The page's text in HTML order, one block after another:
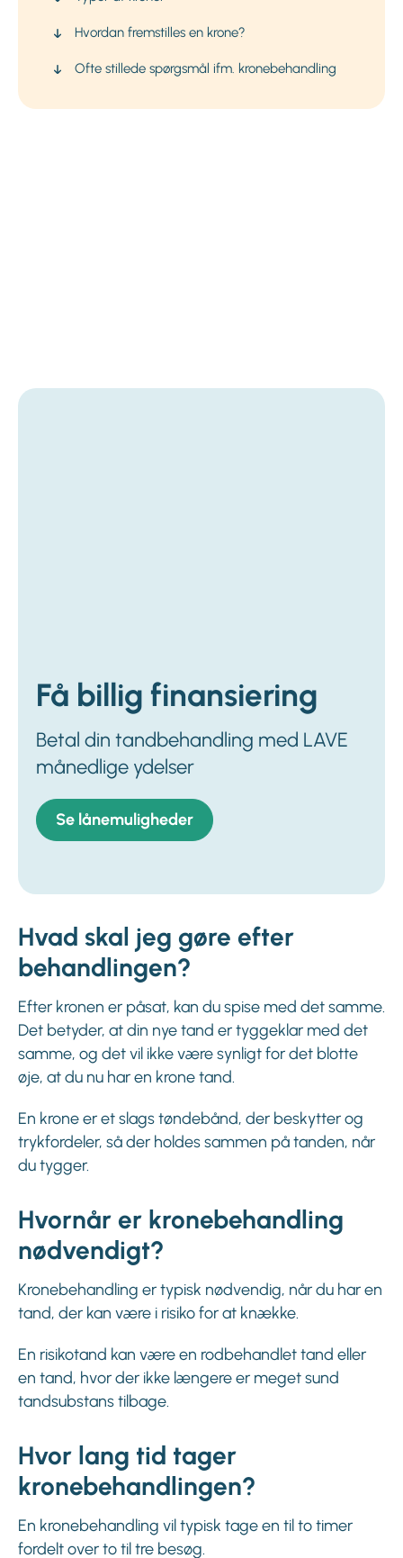
Hvordan fremstilles en krone?
Ofte stillede spørgsmål ifm. kronebehandling
Få billig finansiering
Betal din tandbehandling med LAVE
månedlige ydelser
Se lånemuligheder
Hvad skal jeg gøre efter
behandlingen?
Efter kronen er påsat, kan du spise med det samme.
Det betyder, at din nye tand er tyggeklar med det
samme, og det vil ikke være synligt for det blotte
øje, at du nu har en krone tand.
En krone er et slags tøndebånd, der beskytter og
trykfordeler, så der holdes sammen på tanden, når
du tygger.
Hvornår er kronebehandling
nødvendigt?
Kronebehandling er typisk nødvendig, når du har en
tand, der kan være i risiko for at knække.
En risikotand kan være en rodbehandlet tand eller
en tand, hvor der ikke længere er meget sund
tandsubstans tilbage.
Hvor lang tid tager
kronebehandlingen?
En kronebehandling vil typisk tage en til to timer
fordelt over to til tre besøg.